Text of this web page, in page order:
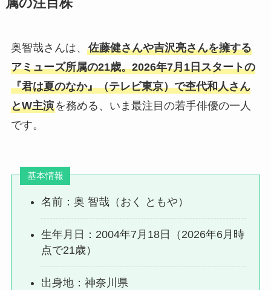
属の注目株
奥智哉さんは、 佐藤健さんや吉沢亮さんを擁する
アミューズ所属の21歳。2026年7月1日スタートの
『君は夏のなか』（テレビ東京）で杢代和人さん
とW主演を務める、いま最注目の若手俳優の一人
です。
基本情報
名前：奥 智哉（おく ともや）
生年月日：2004年7月18日（2026年6月時
点で21歳）
出身地：神奈川県